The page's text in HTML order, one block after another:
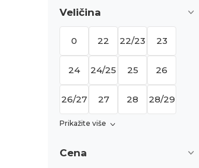
Veličina
0 22 22/23 23
24 24/25 25 26
26/27 27 28 28/29
Prikažite više
Cena